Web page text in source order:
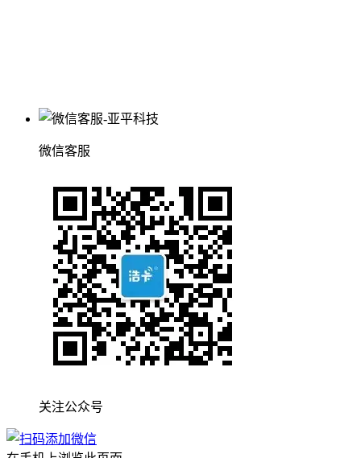
微信客服
关注公众号